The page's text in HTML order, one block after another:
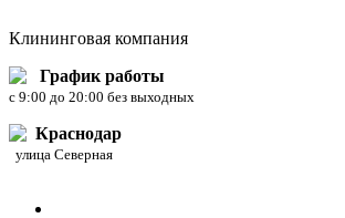
Клининговая компания
График работы
c 9:00 до 20:00 без выходных
Краснодар
улица Северная